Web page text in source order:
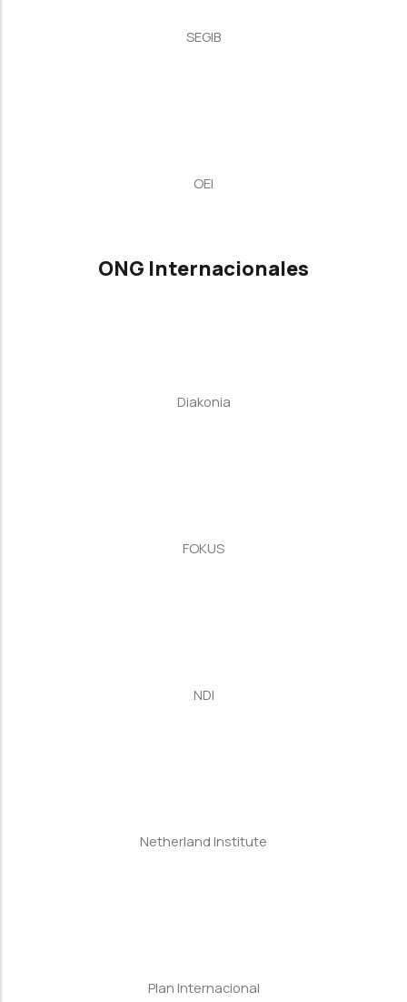
SEGIB
OEI
ONG Internacionales
Diakonia
FOKUS
NDI
Netherland Institute
Plan Internacional